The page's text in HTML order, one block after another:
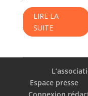
LIRE LA
SUITE
Espace presse